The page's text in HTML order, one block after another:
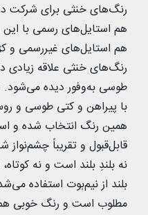
رنگ‌های خنثی برای شرکت
هم استایل‌های رسمی با
هم استایل‌های غیررسمی و
رنگ‌های خنثی علاقه زیادی
طوسی به‌وفور دیده می‌شود.
با پیراهن و کتی طوسی و
همین رنگ انتخاب شده و
قابل‌قبول و تقریباً
نه بلندِ بلند است و نه
بلند از نیم‌بوت استفاده
مطلوب است و رنگ خوبی